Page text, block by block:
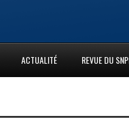
ACTUALITÉ REVUE DU